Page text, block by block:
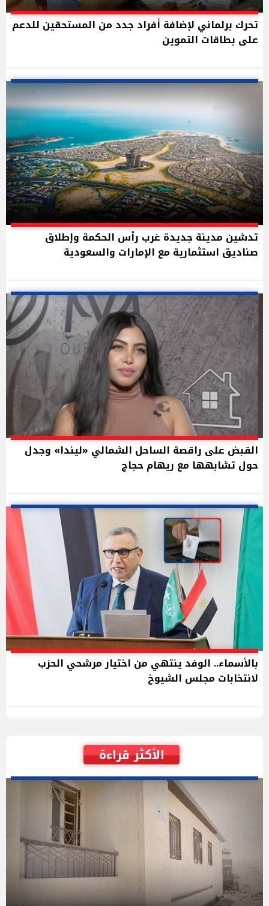
تحرك برلماني لإضافة أفراد جدد من المستحقين للدعم
على بطاقات التموين
تدشين مدينة جديدة غرب رأس الحكمة وإطلاق
صناديق استثمارية مع الإمارات والسعودية
القبض على راقصة الساحل الشمالي «ليندا» وجدل
حول تشابهها مع ريهام حجاج
بالأسماء.. الوفد ينتهي من اختيار مرشحي الحزب
لانتخابات مجلس الشيوخ
الأكثر قراءة